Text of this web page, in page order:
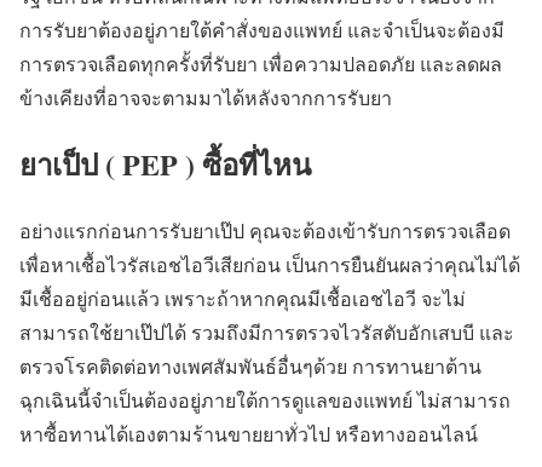
การรับยาต้องอยู่ภายใต้คำสั่งของแพทย์ และจำเป็นจะต้องมี
การตรวจเลือดทุกครั้งที่รับยา เพื่อความปลอดภัย และลดผล
ข้างเคียงที่อาจจะตามมาได้หลังจากการรับยา
ยาเป็ป ( PEP ) ซื้อที่ไหน
อย่างแรกก่อนการรับยาเป๊ป คุณจะต้องเข้ารับการตรวจเลือด
เพื่อหาเชื้อไวรัสเอชไอวีเสียก่อน เป็นการยืนยันผลว่าคุณไม่ได้
มีเชื้ออยู่ก่อนแล้ว เพราะถ้าหากคุณมีเชื้อเอชไอวี จะไม่
สามารถใช้ยาเป๊ปได้ รวมถึงมีการตรวจไวรัสตับอักเสบบี และ
ตรวจโรคติดต่อทางเพศสัมพันธ์อื่นๆด้วย การทานยาต้าน
ฉุกเฉินนี้จำเป็นต้องอยู่ภายใต้การดูแลของแพทย์ ไม่สามารถ
หาซื้อทานได้เองตามร้านขายยาทั่วไป หรือทางออนไลน์